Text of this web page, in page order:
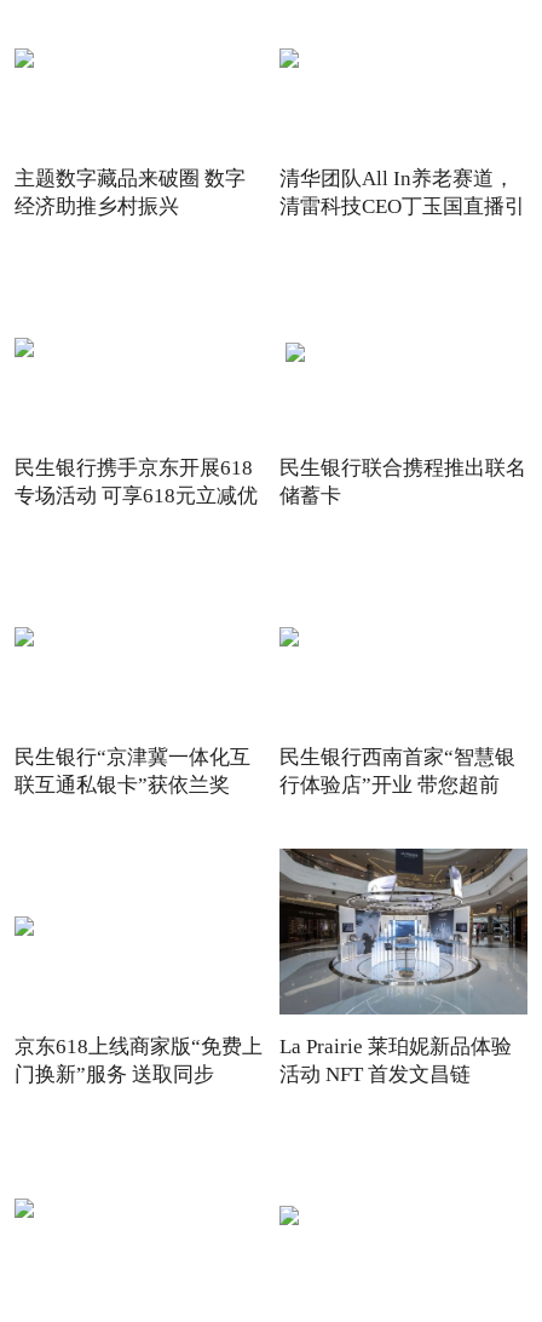
主题数字藏品来破圈 数字
经济助推乡村振兴
清华团队All In养老赛道，
清雷科技CEO丁玉国直播引
民生银行携手京东开展618
专场活动 可享618元立减优
民生银行联合携程推出联名
储蓄卡
民生银行“京津冀一体化互
联互通私银卡”获依兰奖
民生银行西南首家“智慧银
行体验店”开业 带您超前
京东618上线商家版“免费上
门换新”服务 送取同步
La Prairie 莱珀妮新品体验
活动 NFT 首发文昌链